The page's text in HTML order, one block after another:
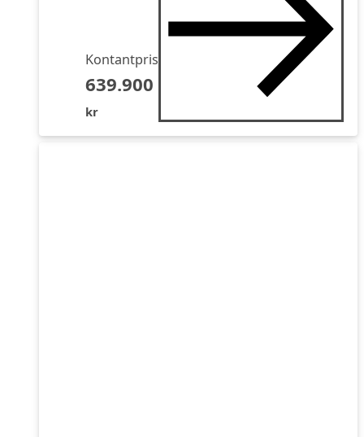
Kontantpris
639.900
kr